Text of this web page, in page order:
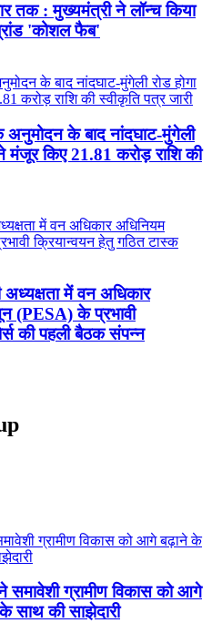
तक : मुख्यमंत्री ने लॉन्च किया
'कोशल फैब'
के बाद नांदघाट-मुंगेली
मंजूर किए 21.81 करोड़ राशि की
अध्यक्षता में वन अधिकार
(PESA) के प्रभावी
की पहली बैठक संपन्न
समावेशी ग्रामीण विकास को आगे
साथ की साझेदारी